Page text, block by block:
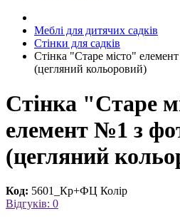
Меблі для дитячих садків
Стінки для садків
Стінка "Старе місто"
(цегляний кольоровий)
Стінка "Старе
елемент №1 з
(цегляний
Код: 5601_Кр+ФЦ Колір
Відгуків: 0